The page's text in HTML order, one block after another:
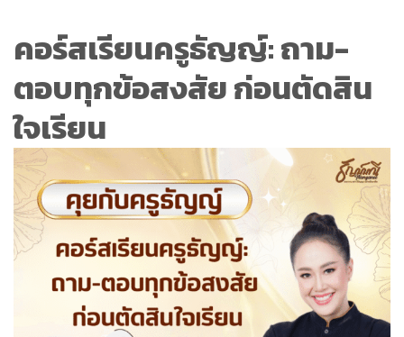
คอร์สเรียนครูธัญญ์: ถาม-
ตอบทุกข้อสงสัย ก่อนตัดสิน
ใจเรียน